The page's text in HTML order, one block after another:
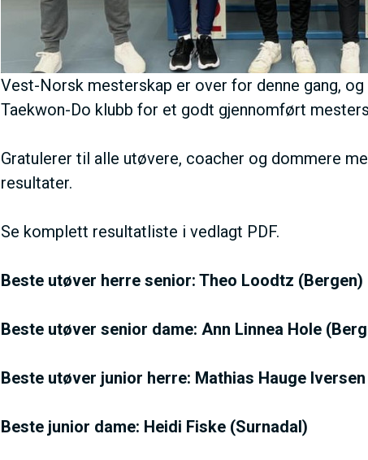
I
V
O
M
A
I
N
Vest-Norsk mesterskap er over for denne gang,
Taekwon-Do klubb for et godt gjennomført
Gratulerer til alle utøvere, coacher og dommere
resultater.
Se komplett resultatliste i vedlagt PDF.
Beste utøver herre senior: Theo Loodtz (Bergen)
Beste utøver senior dame: Ann Linnea Hole
Beste utøver junior herre: Mathias Hauge
Beste junior dame: Heidi Fiske (Surnadal)